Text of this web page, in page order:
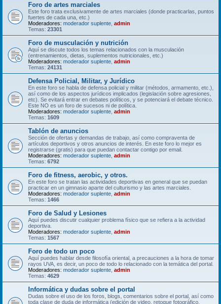
Foro de artes marciales
Este foro trata exclusivamente de artes marciales (donde practicarlas, puntos
fuertes de cada una, etc.)
Moderadores: moderador suplente admin
Temas: 23301
Foro de musculación y nutrición
Aquí se discute todos los temas relacionados con la musculación
(entrenamientos, dietas, suplementos nutricionales, etc.)
Moderadores: moderador suplente admin
Temas: 24131
Defensa Policial, Militar, y Jurídico
En este foro se habla de defensa policial y militar (métodos, armamento, etc.),
así como de los aspectos jurídicos implicados (legislación sobre agresiones,
etc). Se evitará entrar en debates políticos, y se potenciará el debate técnico.
Este NO es un foro de sucesos ni de política.
Moderadores: moderador suplente admin
Temas: 1609
Tablón de anuncios
Sección de ofertas y demandas de trabajo, así como compraventa de
artículos deportivos y otros anuncios de interés. En este foro lo mejor es
registrarse (gratis) para que puedan contactar contigo por email.
Moderadores: moderador suplente admin
Temas: 6792
Foro de fitness, aerobic, y otros.
En este foro se tratan las actividades deportivas en general que se puedan
practicar en un gimnasio aparte del culturismo y las artes marciales.
Moderadores: moderador suplente admin
Temas: 1466
Foro de Salud y Lesiones
Aquí puedes discutir cualquier problema físico que se refiera a la actividad
deportiva.
Moderadores: moderador suplente admin
Temas: 1567
Foro de todo un poco
Aquí puedes hablar desde filosofía oriental, a precauciones a la hora de tomar
rayos UVA, es decir, un poco de todo lo relacionado con la temática del portal.
Moderadores: moderador suplente admin
Temas: 4629
Informática y dudas sobre el portal
Dudas sobre el uso de los foros, blogs, comentarios sobre el portal, así como
toda clase de duda de informática (edición de video, retoque fotográfico,